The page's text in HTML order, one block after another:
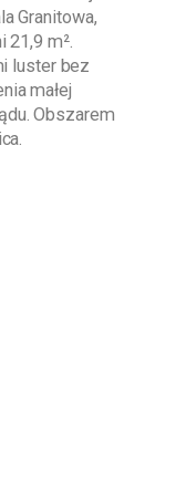
Granitowa,
21,9 m².
luster bez
małej
Obszarem